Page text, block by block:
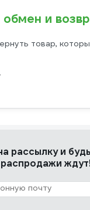
и
товар,
рассылкуи